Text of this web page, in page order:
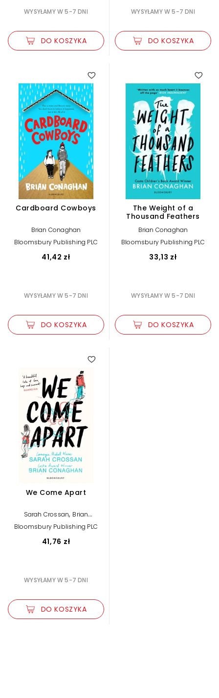
WYSYŁAMY W 5-7 DNI
DO KOSZYKA
WYSYŁAMY W 5-7 DNI
DO KOSZYKA
Cardboard Cowboys
Brian Conaghan
Bloomsbury Publishing PLC
41,42 zł
WYSYŁAMY W 5-7 DNI
DO KOSZYKA
The Weight of a
Thousand Feathers
Brian Conaghan
Bloomsbury Publishing PLC
33,13 zł
WYSYŁAMY W 5-7 DNI
DO KOSZYKA
We Come Apart
Sarah Crossan, Brian
Conaghan
Bloomsbury Publishing PLC
41,76 zł
WYSYŁAMY W 5-7 DNI
DO KOSZYKA